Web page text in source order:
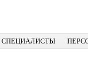
СПЕЦИАЛИСТЫ